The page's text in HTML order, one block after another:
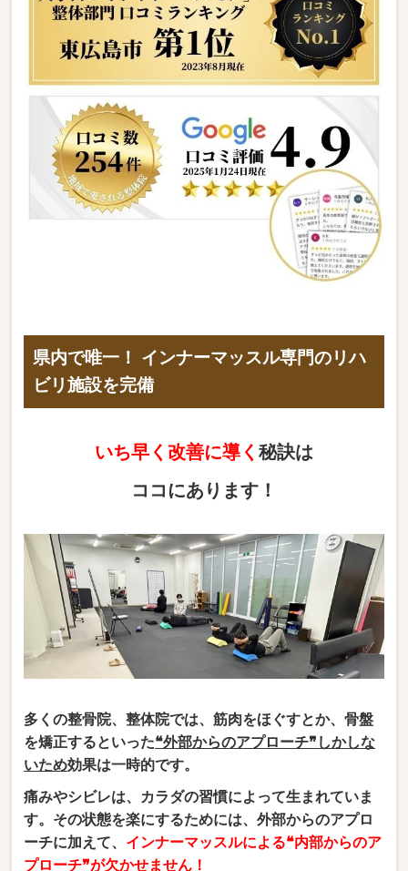
県内で唯一！ インナーマッスル専門のリハ
ビリ施設を完備
いち早く改善に導く 秘訣は
ココにあります！
多くの整骨院、整体院では、筋肉をほぐすとか、骨盤
を矯正するといった❝外部からのアプローチ❞しかしな
いため効果は一時的です。
痛みやシビレは、カラダの習慣によって生まれていま
す。その状態を楽にするためには、外部からのアプロ
ーチに加えて、 インナーマッスルによる❝内部からのア
プローチ❞が欠かせません！